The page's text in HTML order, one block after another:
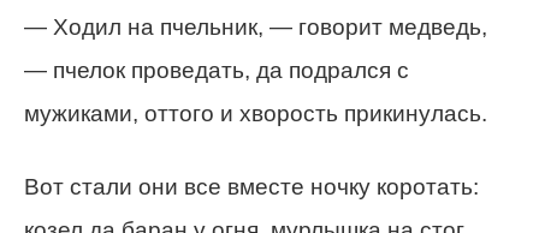
— Ходил на пчельник, — говорит медведь,
— пчелок проведать, да подрался с
мужиками, оттого и хворость прикинулась.
Вот стали они все вместе ночку коротать: